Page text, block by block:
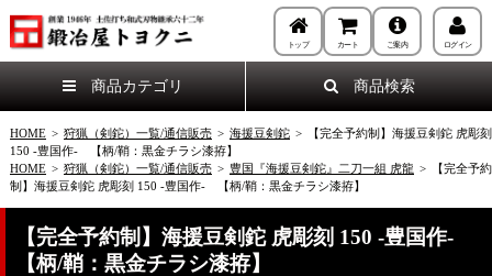
トップ カート ご案内 ログイン
商品カテゴリ 商品検索
HOME > 狩猟（剣鉈）一覧/通信販売 > 海援豆剣鉈 >
【完全予約制】海援豆剣鉈 虎彫刻
150 -豊国作- 【柄/鞘：黒金チラシ漆拵】
HOME > 狩猟（剣鉈）一覧/通信販売 > 豊国『海援豆剣鉈』二刀一組 虎龍 >
【完全予約
制】海援豆剣鉈 虎彫刻 150 -豊国作- 【柄/鞘：黒金チラシ漆拵】
【完全予約制】海援豆剣鉈 虎彫刻 150 -豊国作-
【柄/鞘：黒金チラシ漆拵】